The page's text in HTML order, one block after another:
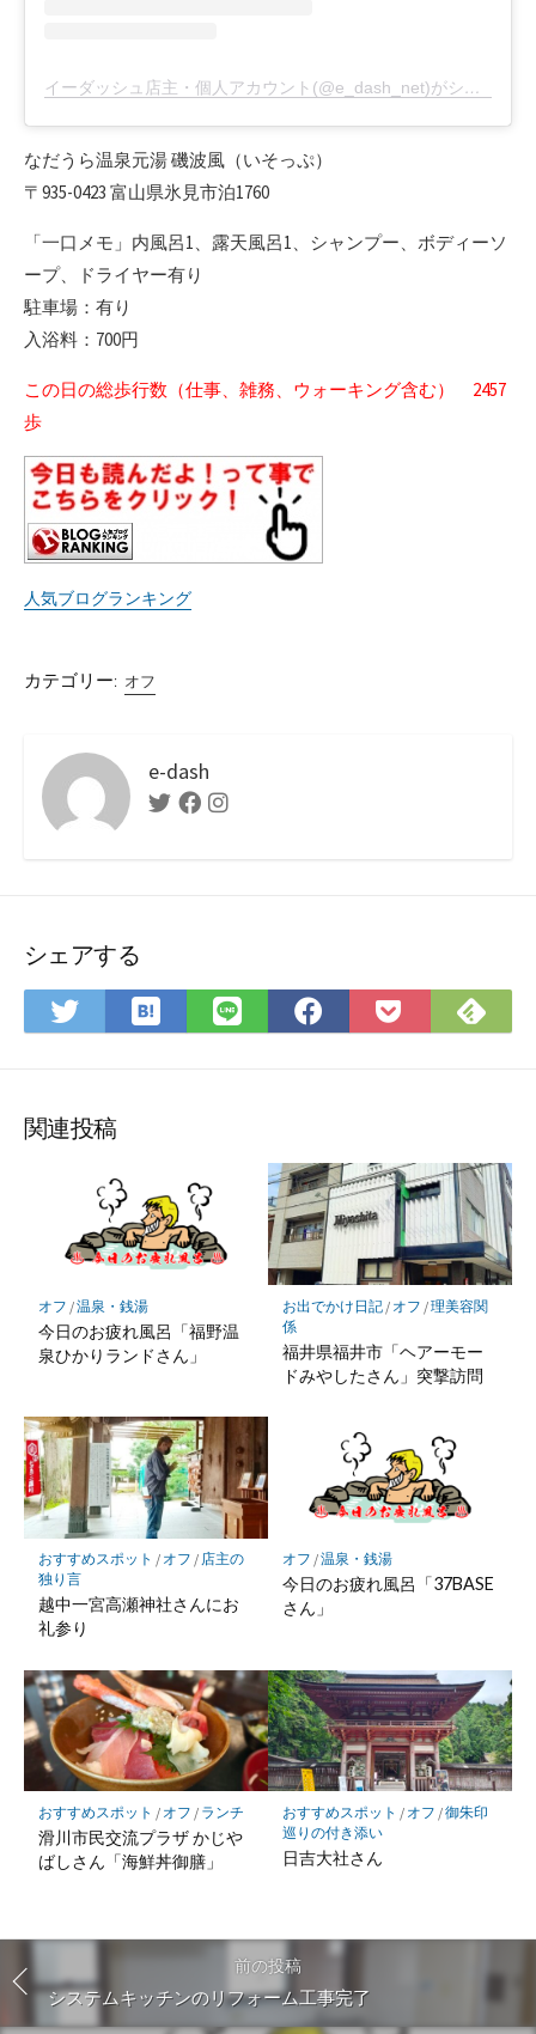
イーダッシュ店主・個人アカウント(@e_dash_net)がシェアした投稿
なだうら温泉元湯 磯波風（いそっぷ）
〒935-0423 富山県氷見市泊1760
「一口メモ」内風呂1、露天風呂1、シャンプー、ボディーソ
ープ、ドライヤー有り
駐車場：有り
入浴料：700円
この日の総歩行数（仕事、雑務、ウォーキング含む） 2457
歩
人気ブログランキング
カテゴリー: オフ
e-dash
TwitterFacebookInstagram
シェアする
Twitter
で
ア
は
て
マ
ー
ク
に
存
LINE
で
Facebook
で
Pocket
に
で
関連投稿
オフ /温泉・銭湯
今日のお疲れ風呂「福野温
泉ひかりランドさん」
お出でかけ日記/ オフ /理美容関
係
福井県福井市「ヘアーモー
ドみやしたさん」突撃訪問
おすすめスポット / オフ / 店主の
独り言
越中一宮高瀬神社さんにお
礼参り
オフ /温泉・銭湯
今日のお疲れ風呂「37BASE
さん」
おすすめスポット / オフ / ランチ
滑川市民交流プラザ かじや
ばしさん「海鮮丼御膳」
おすすめスポット / オフ /御朱印
巡りの付き添い
日吉大社さん
前の投稿
システムキッチンのリフォーム工事完了